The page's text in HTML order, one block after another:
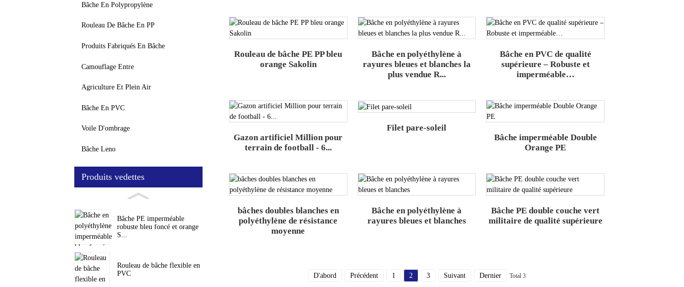
Bâche En Polypropylène
Rouleau De Bâche En PP
Produits Fabriqués En Bâche
Camouflage Entre
Agriculture Et Plein Air
Bâche En PVC
Voile D'ombrage
Bâche Leno
Produits vedettes
Bâche PE imperméable
robuste bleu foncé et orange
S...
Rouleau de bâche flexible en
PVC
Rouleau de bâche PE PP bleu
orange Sakolin
Bâche en polyéthylène à
rayures bleues et blanches la
plus vendue R...
Bâche en PVC de qualité
supérieure – Robuste et
imperméable…
Gazon artificiel Million pour
terrain de football - 6...
Filet pare-soleil
Bâche imperméable Double
Orange PE
bâches doubles blanches en
polyéthylène de résistance
moyenne
Bâche en polyéthylène à
rayures bleues et blanches
Bâche PE double couche vert
militaire de qualité supérieure
D'abord Précédent 1 2 3 Suivant Dernier Total 3